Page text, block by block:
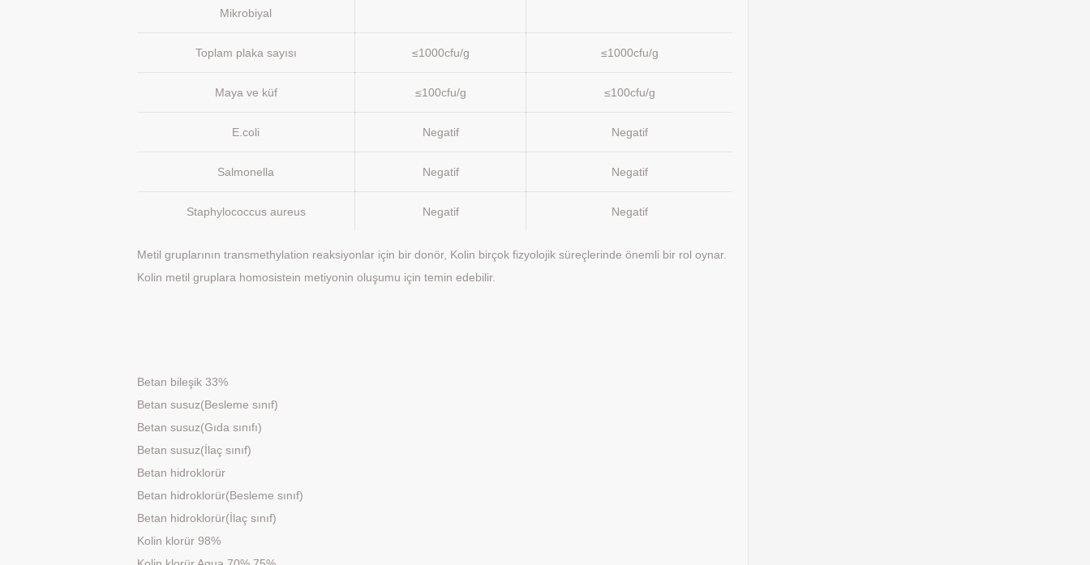
Mikrobiyal
Toplam plaka sayısı ≤1000cfu/g ≤1000cfu/g
Maya ve küf ≤100cfu/g ≤100cfu/g
E.coli Negatif Negatif
Salmonella Negatif Negatif
Staphylococcus aureus Negatif Negatif
Metil gruplarının transmethylation reaksiyonlar için bir donör, Kolin birçok fizyolojik süreçlerinde önemli bir rol oynar.
Kolin metil gruplara homosistein metiyonin oluşumu için temin edebilir.
Betan bileşik 33%
Betan susuz(Besleme sınıf)
Betan susuz(Gıda sınıfı)
Betan susuz(İlaç sınıf)
Betan hidroklorür
Betan hidroklorür(Besleme sınıf)
Betan hidroklorür(İlaç sınıf)
Kolin klorür 98%